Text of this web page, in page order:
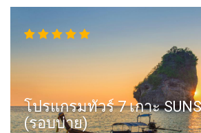
โปรแกรมทัวร์ 7 เกาะ
(รอบบ่าย)